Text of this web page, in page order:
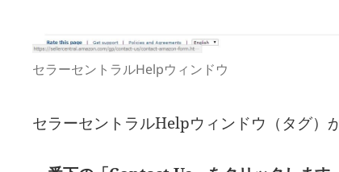
セラーセントラルHelpウィンドウ
セラーセントラルHelpウィンドウ（タグ）